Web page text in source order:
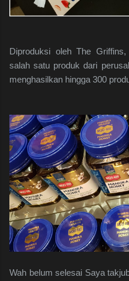
Diproduksi oleh The Griffins,
salah satu produk dari
menghasilkan hingga 300
Wah belum selesai Saya